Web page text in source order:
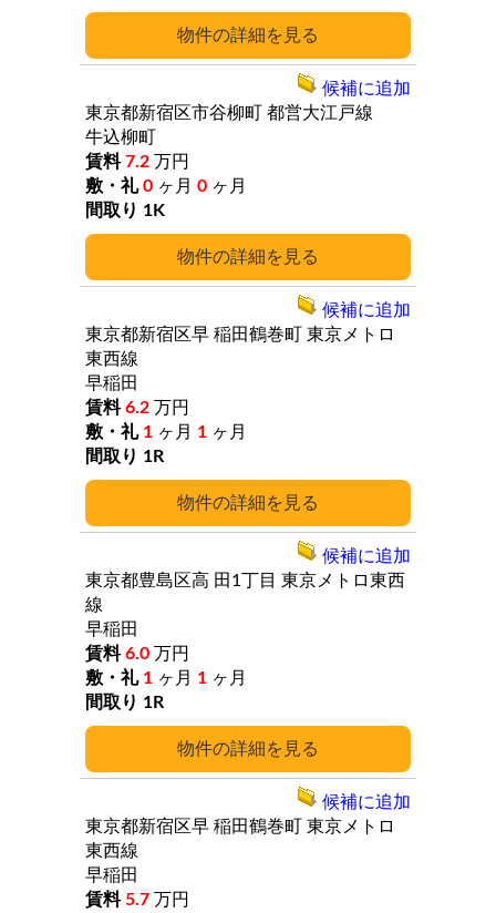
詳細
詳細
東京都新宿区市谷柳町 都営大江戸線
牛込柳町
7.2 万円
0 ヶ月 0 ヶ月
1K
候補に追加
詳細
東京都新宿区早 稲田鶴巻町 東京メトロ
東西線
早稲田
6.2 万円
1 ヶ月 1 ヶ月
1R
候補に追加
詳細
東京都豊島区高 田1丁目 東京メトロ東西
線
早稲田
6.0 万円
1 ヶ月 1 ヶ月
1R
候補に追加
東京都新宿区早 稲田鶴巻町 東京メトロ
東西線
早稲田
5.7 万円
候補に追加